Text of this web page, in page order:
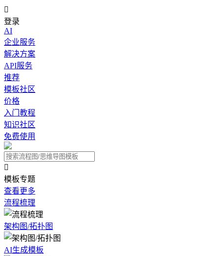

登录
AI
企业服务
解决方案
API服务
推荐
模板社区
价格
入门教程
知识社区
免费使用

模板专题
查看更多
流程梳理
架构图/拓扑图
AI生成模板